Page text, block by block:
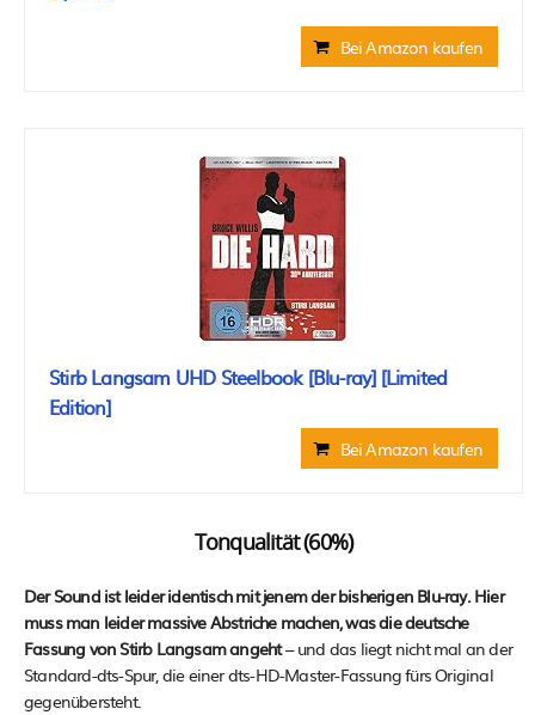
Bei Amazon kaufen
Stirb Langsam UHD Steelbook [Blu-ray] [Limited
Edition]
Bei Amazon kaufen
Tonqualität (60%)
Der Sound ist leider identisch mit jenem der bisherigen Blu-ray. Hier
muss man leider massive Abstriche machen, was die deutsche
Fassung von Stirb Langsam angeht– und das liegt nicht mal an der
Standard-dts-Spur, die einer dts-HD-Master-Fassung fürs Original
gegenübersteht.